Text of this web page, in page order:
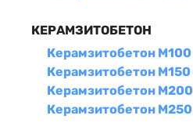
КЕРАМЗИТОБЕТОН
Керамзитобетон М100
Керамзитобетон М150
Керамзитобетон М200
Керамзитобетон М250